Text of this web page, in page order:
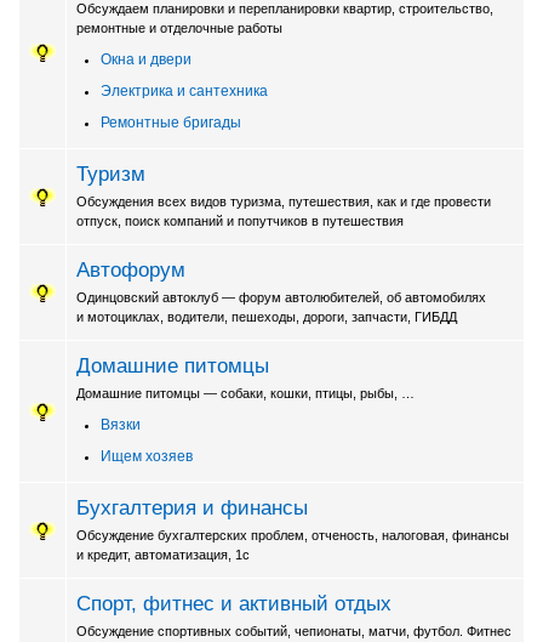
Обсуждаем планировки и перепланировки квартир, строительство,
ремонтные и отделочные работы
Окна и двери
Электрика и сантехника
Ремонтные бригады
Туризм
Обсуждения всех видов туризма, путешествия, как и где провести
отпуск, поиск компаний и попутчиков в путешествия
Автофорум
Одинцовский автоклуб — форум автолюбителей, об автомобилях
и мотоциклах, водители, пешеходы, дороги, запчасти, ГИБДД
Домашние питомцы
Домашние питомцы — собаки, кошки, птицы, рыбы, …
Вязки
Ищем хозяев
Бухгалтерия и финансы
Обсуждение бухгалтерских проблем, отченость, налоговая, финансы
и кредит, автоматизация, 1с
Спорт, фитнес и активный отдых
Обсуждение спортивных событий, чепионаты, матчи, футбол. Фитнес